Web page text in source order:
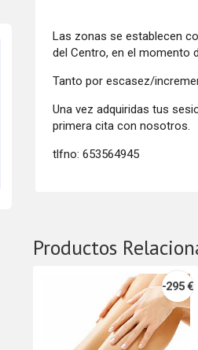
Las zonas se establecen
del Centro, en el momento
Tanto por escasez/
Una vez adquiridas tus
primera cita con nosotros.
tlfno: 653564945
Productos
-295 €